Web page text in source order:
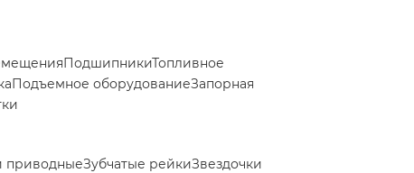
ПодшипникиТопливное
Подъемное оборудованиеЗапорная
приводныеЗубчатые рейкиЗвездочки